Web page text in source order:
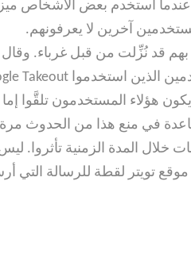
آخرين لا يعرفونهم.
قد نُزِّلت من قبل غرباء.
وأضاف: “قد يكون هؤلاء
في منع هذا من الحدوث
صدَّروا البيانات خلال المدة
تويتر لقطة للرسالة التي